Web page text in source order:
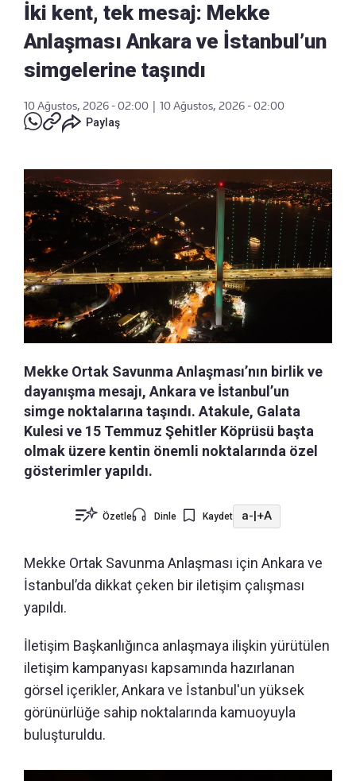
İki kent, tek mesaj: Mekke
Anlaşması Ankara ve İstanbul’un
simgelerine taşındı
10 Ağustos, 2026 - 02:00
10 Ağustos, 2026 - 02:00
Paylaş
Mekke Ortak Savunma Anlaşması’nın birlik ve
dayanışma mesajı, Ankara ve İstanbul’un
simge noktalarına taşındı. Atakule, Galata
Kulesi ve 15 Temmuz Şehitler Köprüsü başta
olmak üzere kentin önemli noktalarında özel
gösterimler yapıldı.
Özetle Dinle Kaydet a-|+A
Mekke Ortak Savunma Anlaşması için Ankara ve
İstanbul’da dikkat çeken bir iletişim çalışması
yapıldı.
İletişim Başkanlığınca anlaşmaya ilişkin yürütülen
iletişim kampanyası kapsamında hazırlanan
görsel içerikler, Ankara ve İstanbul'un yüksek
görünürlüğe sahip noktalarında kamuoyuyla
buluşturuldu.